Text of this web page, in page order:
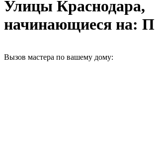
Улицы Краснодара,
начинающиеся на: П
Вызов мастера по вашему дому: